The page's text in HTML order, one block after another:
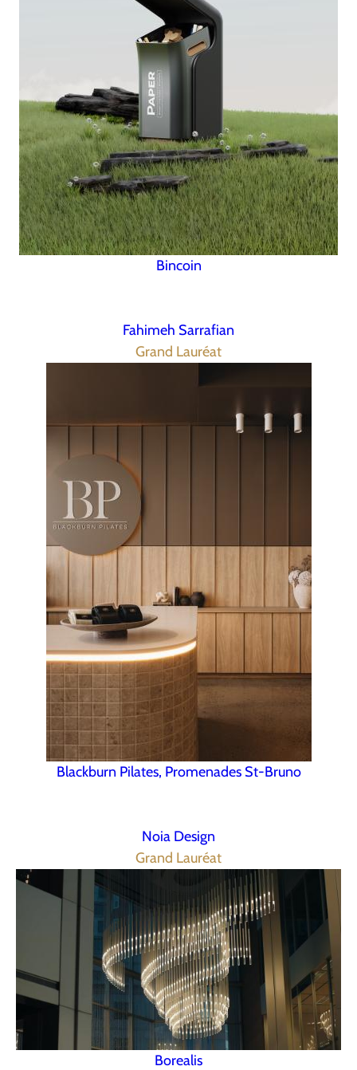
Bincoin
Fahimeh Sarrafian
Grand Lauréat
Blackburn Pilates, Promenades St-Bruno
Noia Design
Grand Lauréat
Borealis